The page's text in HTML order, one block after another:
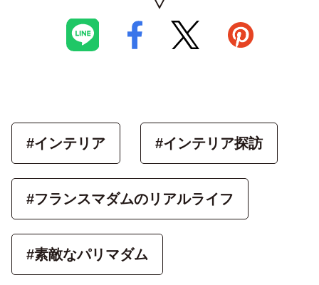
#インテリア #インテリア探訪
#フランスマダムのリアルライフ
#素敵なパリマダム